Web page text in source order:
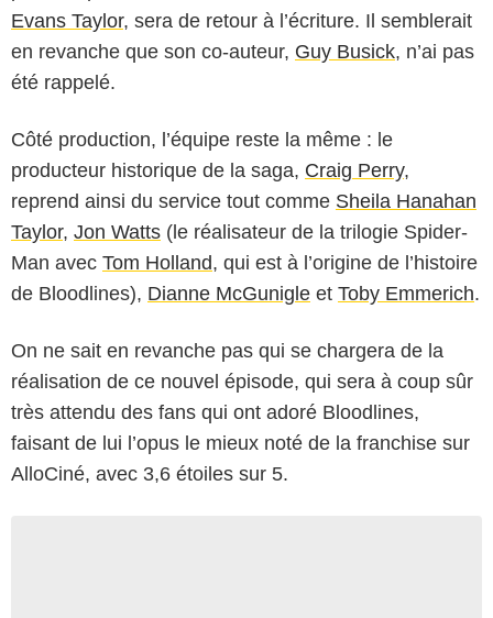
Evans Taylor, sera de retour à l’écriture. Il semblerait
en revanche que son co-auteur, Guy Busick, n’ai pas
été rappelé.
Côté production, l’équipe reste la même : le
producteur historique de la saga, Craig Perry,
reprend ainsi du service tout comme Sheila Hanahan
Taylor, Jon Watts (le réalisateur de la trilogie Spider-
Man avec Tom Holland, qui est à l’origine de l’histoire
de Bloodlines), Dianne McGunigle et Toby Emmerich.
On ne sait en revanche pas qui se chargera de la
réalisation de ce nouvel épisode, qui sera à coup sûr
très attendu des fans qui ont adoré Bloodlines,
faisant de lui l’opus le mieux noté de la franchise sur
AlloCiné, avec 3,6 étoiles sur 5.